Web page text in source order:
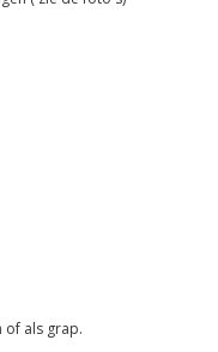
of als grap.